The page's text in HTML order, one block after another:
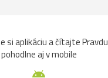
si aplikáciu a čítajte Pravdu
pohodlne aj v mobile